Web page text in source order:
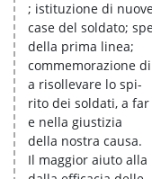
; istituzione di
case del soldato;
della prima linea;
commemorazione
a risollevare lo spi-
rito dei soldati, a
e nella giustizia
della nostra causa.
Il maggior aiuto